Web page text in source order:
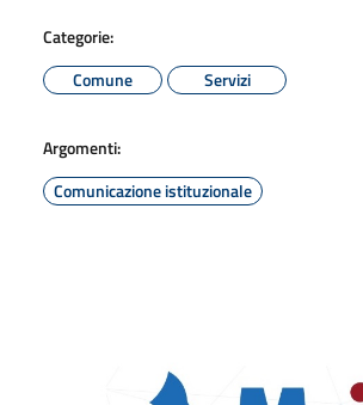
Categorie:
Comune
Servizi
Argomenti:
Comunicazione istituzionale